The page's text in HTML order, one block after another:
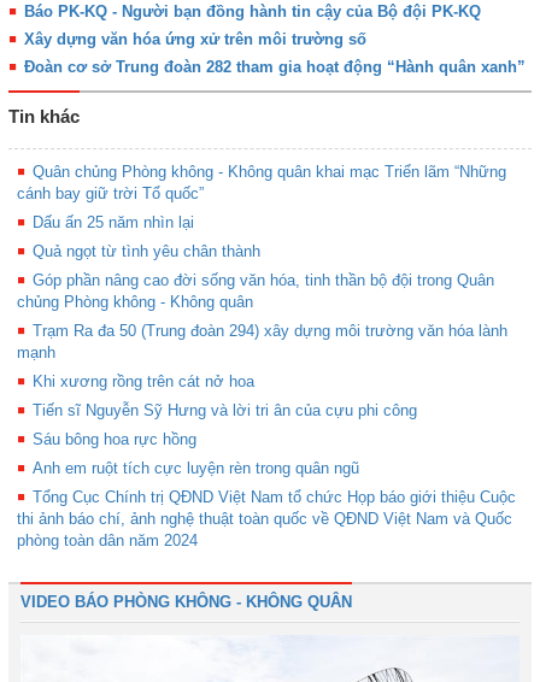
Báo PK-KQ - Người bạn đồng hành tin cậy của Bộ đội PK-KQ
Xây dựng văn hóa ứng xử trên môi trường số
Đoàn cơ sở Trung đoàn 282 tham gia hoạt động “Hành quân xanh”
Tin khác
Quân chủng Phòng không - Không quân khai mạc Triển lãm “Những
cánh bay giữ trời Tổ quốc”
Dấu ấn 25 năm nhìn lại
Quả ngọt từ tình yêu chân thành
Góp phần nâng cao đời sống văn hóa, tinh thần bộ đội trong Quân
chủng Phòng không - Không quân
Trạm Ra đa 50 (Trung đoàn 294) xây dựng môi trường văn hóa lành
mạnh
Khi xương rồng trên cát nở hoa
Tiến sĩ Nguyễn Sỹ Hưng và lời tri ân của cựu phi công
Sáu bông hoa rực hồng
Anh em ruột tích cực luyện rèn trong quân ngũ
Tổng Cục Chính trị QĐND Việt Nam tổ chức Họp báo giới thiệu Cuộc
thi ảnh báo chí, ảnh nghệ thuật toàn quốc về QĐND Việt Nam và Quốc
phòng toàn dân năm 2024
VIDEO BÁO PHÒNG KHÔNG - KHÔNG QUÂN